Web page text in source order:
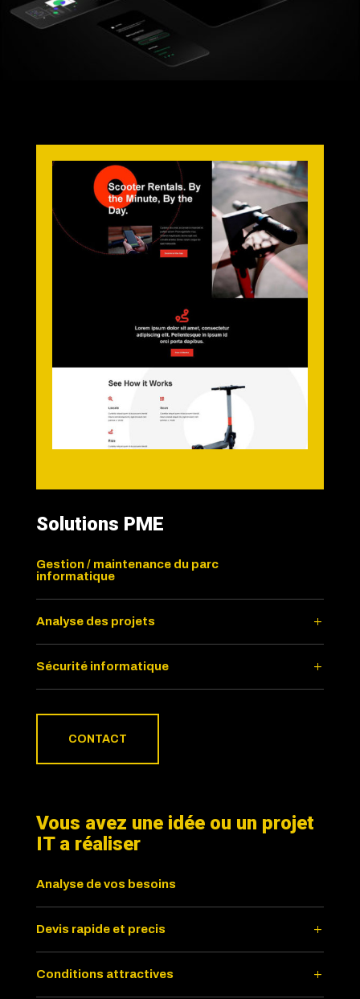
Solutions PME
Gestion / maintenance du parc
informatique
Analyse des projets
Sécurité informatique
CONTACT
Vous avez une idée ou un projet
IT a réaliser
Analyse de vos besoins
Devis rapide et precis
Conditions attractives